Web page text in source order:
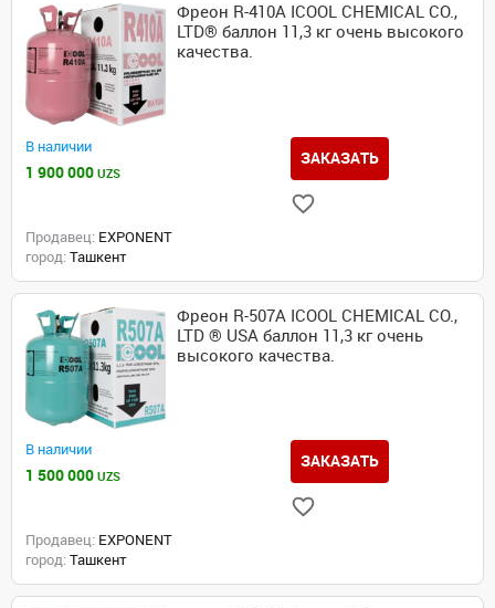
Фреон R-410A ICOOL CHEMICAL CO.,
LTD® баллон 11,3 кг очень высокого
качества.
В наличии
1 900 000 UZS
ЗАКАЗАТЬ
Продавец: EXPONENT
город: Ташкент
Фреон R-507А ICOOL CHEMICAL CO.,
LTD ® USA баллон 11,3 кг очень
высокого качества.
В наличии
1 500 000 UZS
ЗАКАЗАТЬ
Продавец: EXPONENT
город: Ташкент